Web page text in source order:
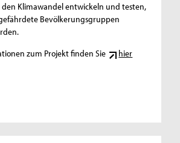
den Klimawandel entwickeln und testen,
Bevölkerungsgruppen
zum Projekt finden Sie
hier